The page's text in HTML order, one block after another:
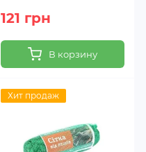
121 грн
В корзину
Хит продаж